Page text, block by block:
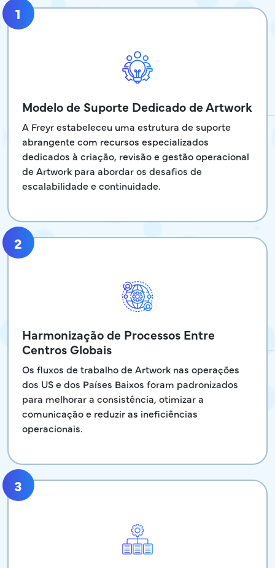
1
Modelo de Suporte Dedicado de Artwork
A Freyr estabeleceu uma estrutura de suporte
abrangente com recursos especializados
dedicados à criação, revisão e gestão operacional
de Artwork para abordar os desafios de
escalabilidade e continuidade.
2
Harmonização de Processos Entre
Centros Globais
Os fluxos de trabalho de Artwork nas operações
dos US e dos Países Baixos foram padronizados
para melhorar a consistência, otimizar a
comunicação e reduzir as ineficiências
operacionais.
3